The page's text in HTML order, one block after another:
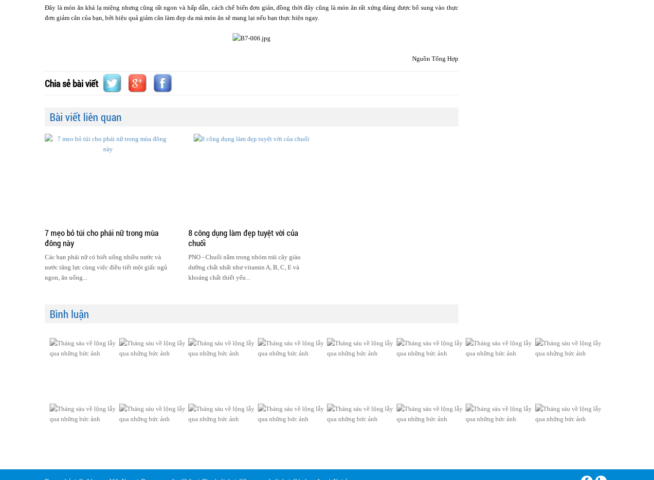
Đây là món ăn khá lạ miệng nhưng cũng rất ngon và hấp dẫn, cách chế biến đơn giản, đồng thời đây cũng là món ăn rất xứng đáng được bổ sung vào thực
đơn giảm cân của bạn, bởi hiệu quả giảm cân làm đẹp da mà món ăn sẽ mang lại nếu bạn thực hiện ngay.
Nguồn Tổng Hợp
Chia sẻ bài viết
Bài viết liên quan
7 mẹo bỏ túi cho phái nữ trong mùa
đông này
Các bạn phái nữ có biết uống nhiều nước và
nước tăng lực cùng việc điều tiết một giấc ngủ
ngon, ăn uống...
8 công dụng làm đẹp tuyệt vời của
chuối
PNO - Chuối nằm trong nhóm trái cây giàu
dưỡng chất nhất như vitamin A, B, C, E và
khoáng chất thiết yếu...
Bình luận